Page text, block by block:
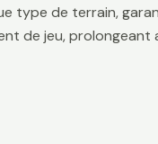
type de terrain,
de jeu,